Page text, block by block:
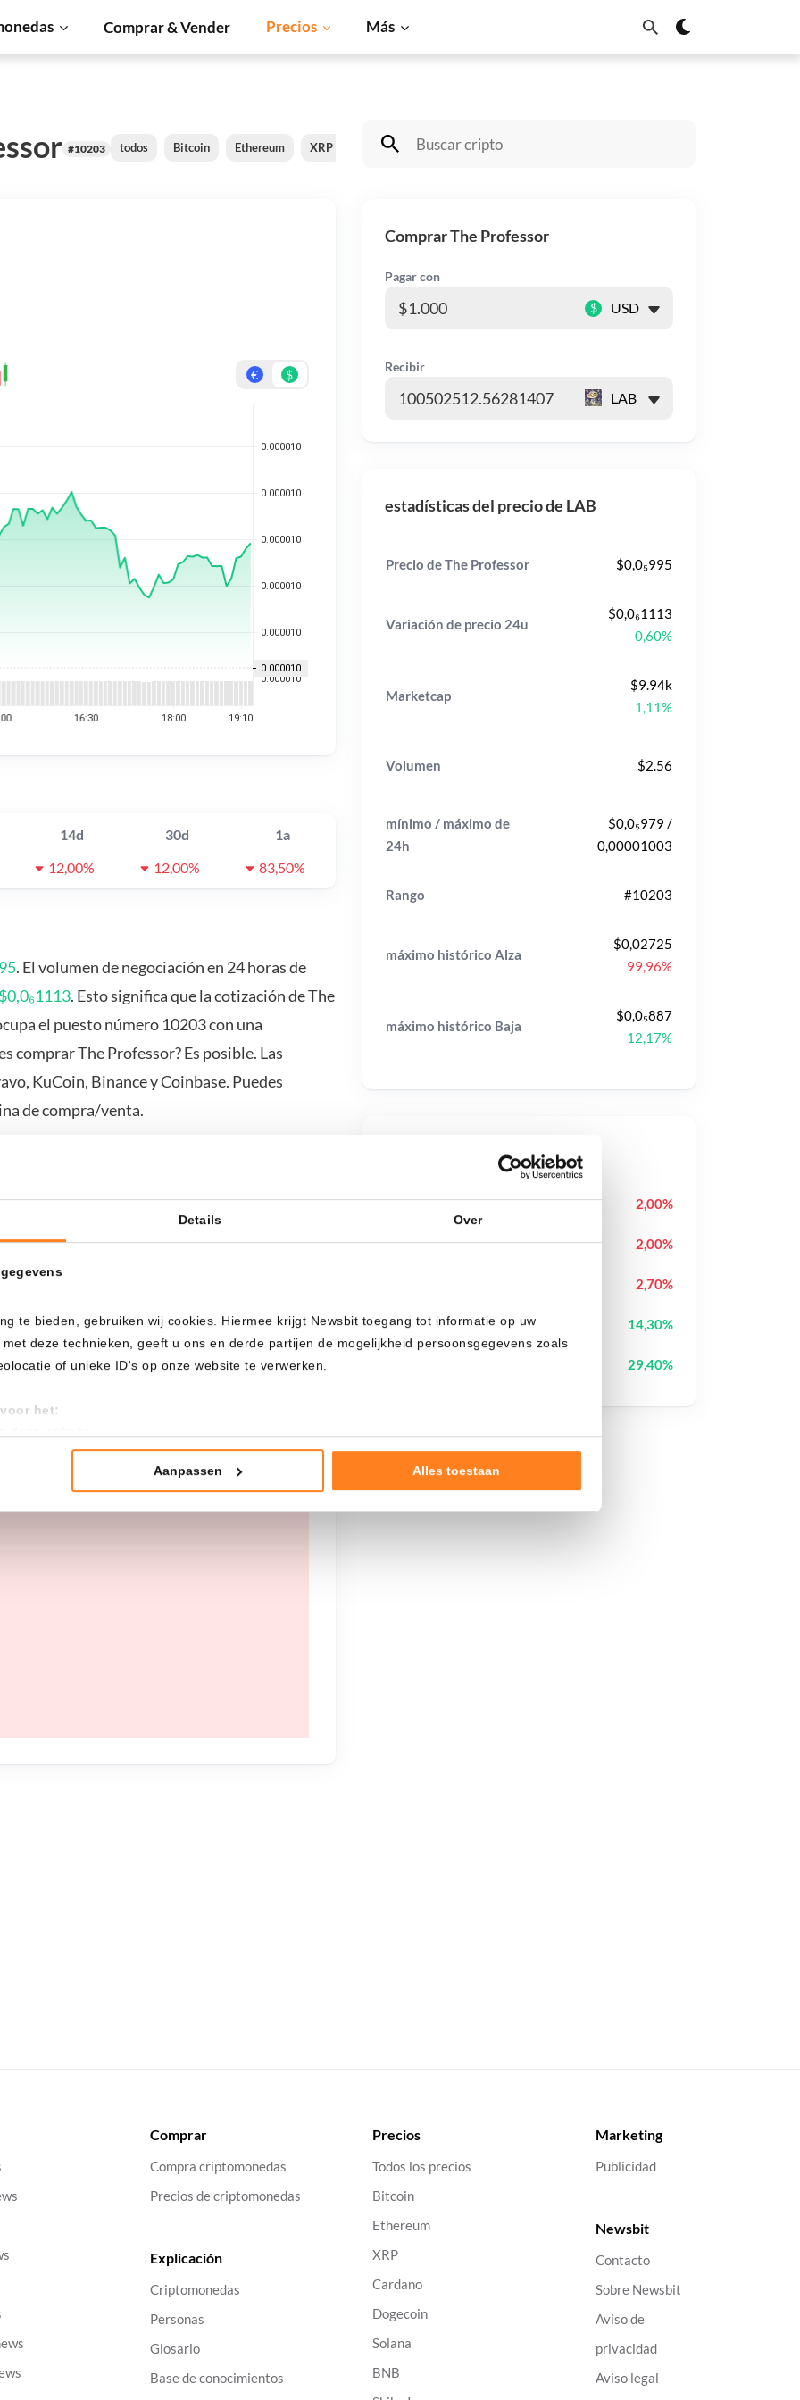
Details Over
te bieden, gebruiken wij cookies. Hiermee krijgt Newsbit toegang tot informatie op uw
deze technieken, geeft u ons en derde partijen de mogelijkheid persoonsgegevens zoals
of unieke ID's op onze website te verwerken.
het:
te geven om deze technieken te gebruiken voor bovenstaande doelen of maak
Aanpassen Alles toestaan
Comprar & Vender Precios Más
#10203 todos Bitcoin Ethereum XRP Solana Dogecoin
€ $
14d 30d
1a
12,00% 12,00% 83,50%
. El volumen de negociación en 24 horas de
$0,0₆1113. Esto significa que la cotización de The
el puesto número 10203 con una
comprar The Professor? Es posible. Las
KuCoin, Binance y Coinbase. Puedes
de compra/venta.
pasa si…?
Inversión total
---
opgehaald, probeer het later
Comprar The Professor
Pagar con
$
Recibir
estadísticas del precio de LAB
Precio de The Professor $0,0₅995
Variación de precio 24u
$0,0₆1113
0,60%
Marketcap
$9.94k
1,11%
Volumen $2.56
mínimo / máximo de
24h
$0,0₅979 /
0,00001003
Rango #10203
máximo histórico Alza
$0,02725
99,96%
máximo histórico Baja
$0,0₅887
12,17%
Precios populares
Pump.fun PUMP 2,00%
XRP XRP 2,00%
2,70%
Wiki Cat WKC 14,30%
29,40%
Comprar
Compra criptomonedas
Precios de criptomonedas
Explicación
Criptomonedas
Personas
Glosario
Base de conocimientos
Precios
Todos los precios
Bitcoin
Ethereum
XRP
Cardano
Dogecoin
Solana
BNB
Marketing
Publicidad
Newsbit
Contacto
Sobre Newsbit
Aviso de
privacidad
Aviso legal